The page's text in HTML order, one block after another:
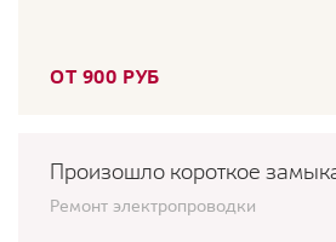
ОТ 900 РУБ
Произошло короткое
Ремонт электропроводки